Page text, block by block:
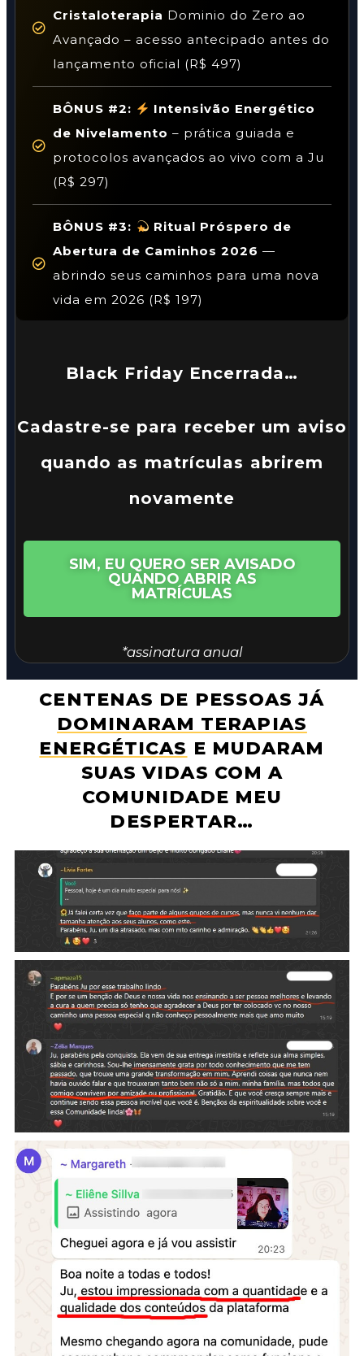
Cristaloterapia Dominio do Zero ao
Avançado – acesso antecipado antes do
lançamento oficial (R$ 497)
BÔNUS #2:
Intensivão Energético
de Nivelamento – prática guiada e
protocolos avançados ao vivo com a Ju
(R$ 297)
BÔNUS #3:
Ritual Próspero de
Abertura de Caminhos 2026 —
abrindo seus caminhos para uma nova
vida em 2026 (R$ 197)
Black Friday Encerrada…
Cadastre-se para receber um aviso
quando as matrículas abrirem
novamente
SIM, EU QUERO SER AVISADO
QUANDO ABRIR AS
MATRÍCULAS
*assinatura anual
CENTENAS DE PESSOAS JÁ
DOMINARAM TERAPIAS
ENERGÉTICAS E MUDARAM
SUAS VIDAS COM A
COMUNIDADE MEU
DESPERTAR…